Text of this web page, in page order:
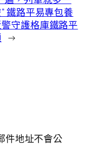
鐵路平易專包養
守護格庫鐵路平
→
件地址不會公